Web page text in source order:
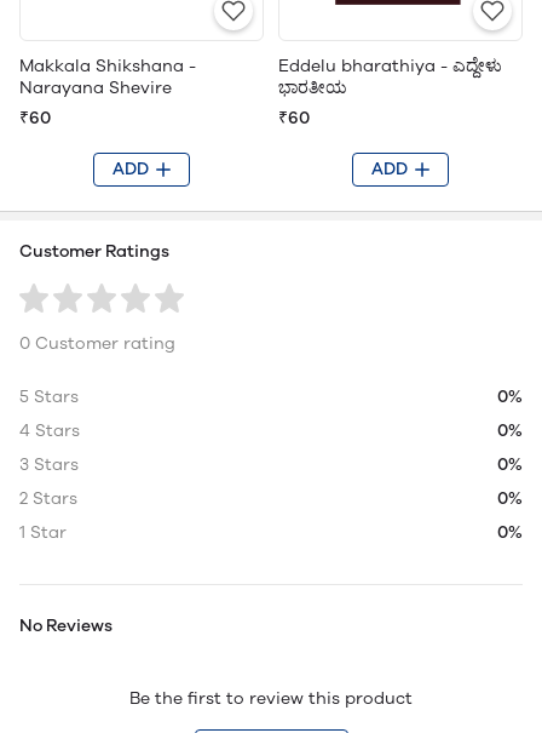
Makkala Shikshana -
Narayana Shevire
₹60
ADD
Eddelu bharathiya - ಎದ್ದೇಳು
ಭಾರತೀಯ
₹60
ADD
Customer Ratings
0 Customer rating
5 Stars
0%
4 Stars
0%
3 Stars
0%
2 Stars
0%
1 Star
0%
No Reviews
Be the first to review this product